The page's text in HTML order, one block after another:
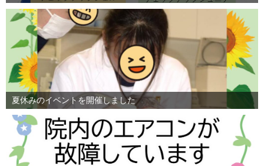
夏休みのイベントを開催しました